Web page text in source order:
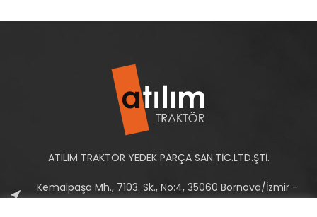
ATILIM TRAKTÖR YEDEK PARÇA SAN.TİC.LTD.ŞTİ.
Kemalpaşa Mh., 7103. Sk., No:4, 35060 Bornova/İzmir -